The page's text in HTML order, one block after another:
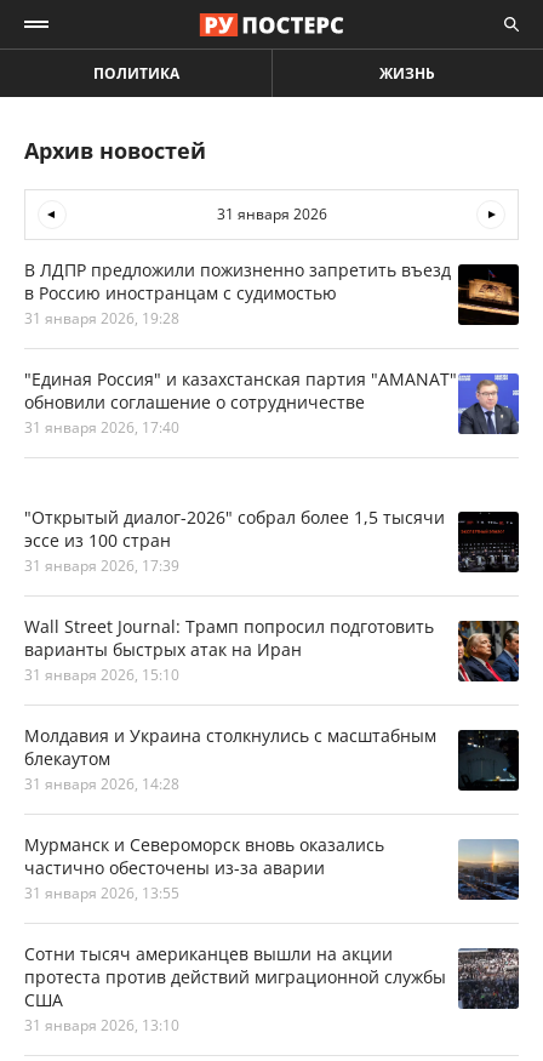
ПОЛИТИКА ЖИЗНЬ
Архив новостей
31 января 2026
В ЛДПР предложили пожизненно запретить въезд
в Россию иностранцам с судимостью
31 января 2026, 19:28
"Единая Россия" и казахстанская партия "AMANAT"
обновили соглашение о сотрудничестве
31 января 2026, 17:40
"Открытый диалог-2026" собрал более 1,5 тысячи
эссе из 100 стран
31 января 2026, 17:39
Wall Street Journal: Трамп попросил подготовить
варианты быстрых атак на Иран
31 января 2026, 15:10
Молдавия и Украина столкнулись с масштабным
блекаутом
31 января 2026, 14:28
Мурманск и Североморск вновь оказались
частично обесточены из-за аварии
31 января 2026, 13:55
Сотни тысяч американцев вышли на акции
протеста против действий миграционной службы
США
31 января 2026, 13:10